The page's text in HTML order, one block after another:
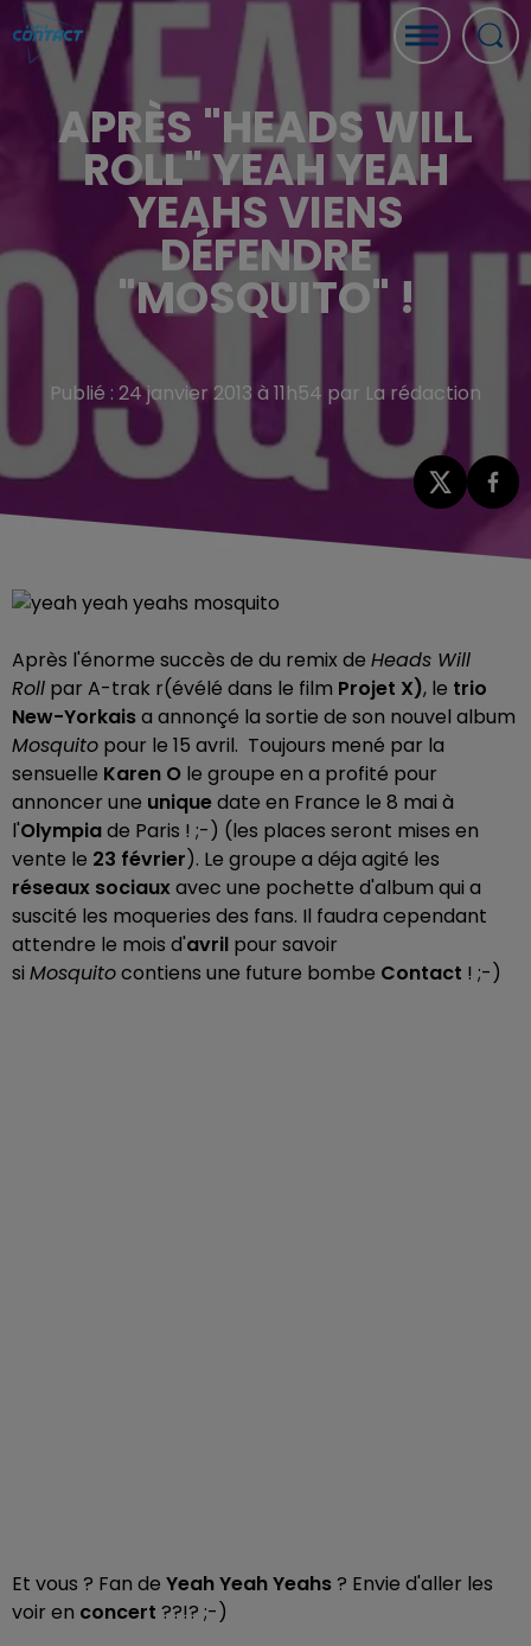
APRÈS "HEADS WILL
ROLL" YEAH YEAH
YEAHS VIENS
DÉFENDRE
"MOSQUITO" !
Publié : 24 janvier 2013 à 11h54 par La rédaction
Après l'énorme succès de du remix de Heads Will
Roll par A-trak r(évélé dans le film Projet X), le trio
New-Yorkaisa annonçé la sortie de son nouvel album
Mosquito pour le 15 avril. Toujours mené par la
sensuelle Karen O le groupe en a profité pour
annoncer une uniquedate en France le 8 mai à
l'Olympiade Paris ! ;-) (les places seront mises en
vente le 23 février). Le groupe a déja agité les
réseaux sociauxavec une pochette d'album qui a
suscité les moqueries des fans. Il faudra cependant
attendre le mois d'avril pour savoir
si Mosquitocontiens une future bombe Contact ! ;-)
Et vous ? Fan de Yeah Yeah Yeahs? Envie d'aller les
voir en concert ??!? ;-)